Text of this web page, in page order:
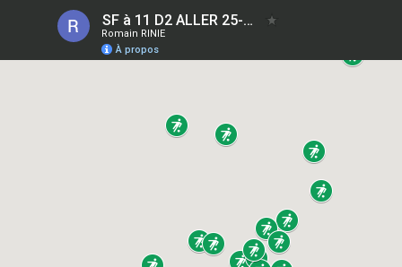
SF à 11 D2 ALLER 25-26
Romain RINIE
À propos